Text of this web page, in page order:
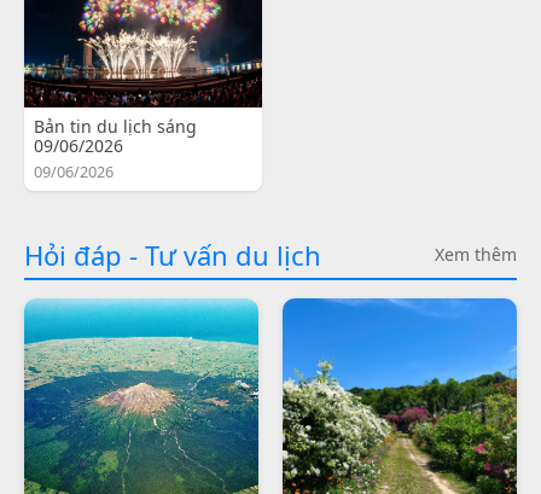
Bản tin du lịch sáng
09/06/2026
09/06/2026
Hỏi đáp - Tư vấn du lịch Xem thêm